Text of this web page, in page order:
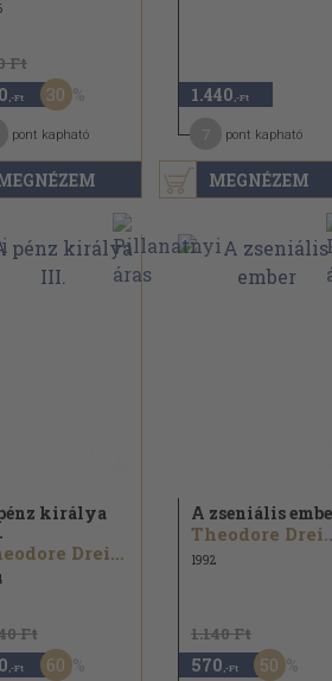
Ft
,-Ft 30
pont kapható
MEGNÉZEM
1.440 ,-Ft
pont kapható
királya
Theodore Dreiser
Ft
,-Ft 60
A zseniális
1992
1.140 Ft
570 ,-Ft 50